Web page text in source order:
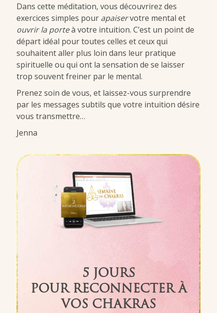
Dans cette méditation, vous découvrirez des
exercices simples pour apaiservotre mental et
ouvrir la porteà votre intuition. C’est un point de
départ idéal pour toutes celles et ceux qui
souhaitent aller plus loin dans leur pratique
spirituelle ou qui ont la sensation de se laisser
trop souvent freiner par le mental.
Prenez soin de vous, et laissez-vous surprendre
par les messages subtils que votre intuition désire
vous transmettre…
Jenna
5 JOURS
POUR RECONNECTER À
VOS CHAKRAS